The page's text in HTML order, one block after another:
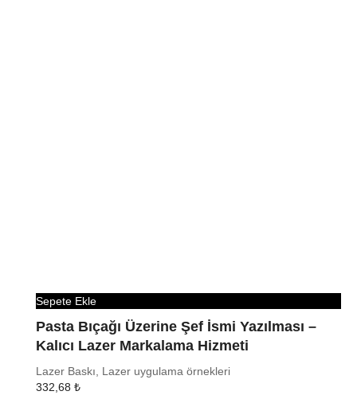
Sepete Ekle
Pasta Bıçağı Üzerine Şef İsmi Yazılması –
Kalıcı Lazer Markalama Hizmeti
Lazer Baskı, Lazer uygulama örnekleri
332,68 ₺